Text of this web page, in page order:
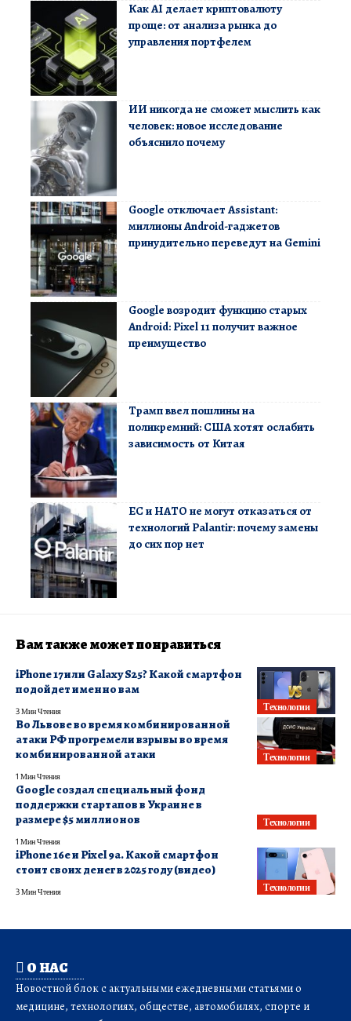
Как AI делает криптовалюту
проще: от анализа рынка до
управления портфелем
ИИ никогда не сможет мыслить как
человек: новое исследование
объяснило почему
Google отключает Assistant:
миллионы Android-гаджетов
принудительно переведут на Gemini
Google возродит функцию старых
Android: Pixel 11 получит важное
преимущество
Трамп ввел пошлины на
поликремний: США хотят ослабить
зависимость от Китая
ЕС и НАТО не могут отказаться от
технологий Palantir: почему замены
до сих пор нет
Вам также может понравиться
Технологии
iPhone 17 или Galaxy S25? Какой смартфон
подойдет именно вам
3 Мин Чтения
Технологии
Во Львове во время комбинированной
атаки РФ прогремели взрывы во время
комбинированной атаки
1 Мин Чтения
Технологии
Google создал специальный фонд
поддержки стартапов в Украине в
размере $5 миллионов
1 Мин Чтения
Технологии
iPhone 16e и Pixel 9a. Какой смартфон
стоит своих денег в 2025 году (видео)
3 Мин Чтения
О НАС
Новостной блок с актуальными ежедневными статьями о
медицине, технологиях, обществе, автомобилях, спорте и